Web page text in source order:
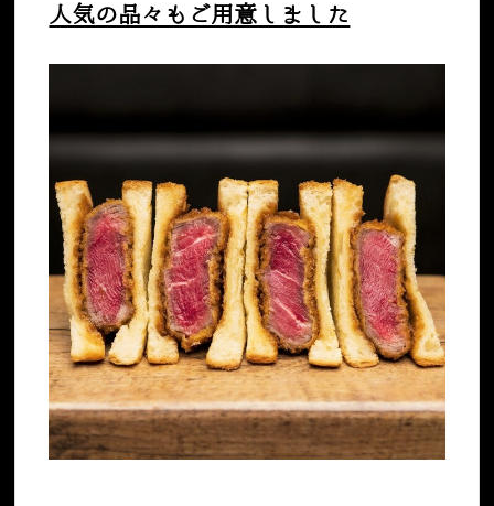
人気の品々もご用意しました